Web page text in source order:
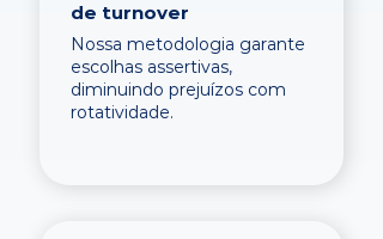
de turnover
Nossa metodologia garante
escolhas assertivas,
diminuindo prejuízos com
rotatividade.